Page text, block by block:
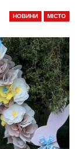
НОВИНИ МІСТО